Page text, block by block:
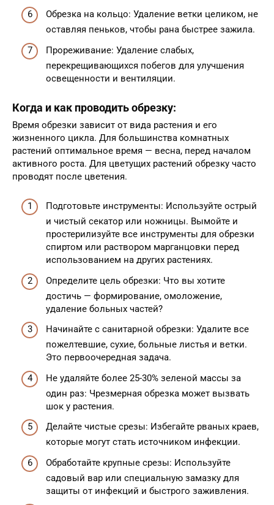
Обрезка на кольцо: Удаление ветки целиком, не
оставляя пеньков, чтобы рана быстрее зажила.
Прореживание: Удаление слабых,
перекрещивающихся побегов для улучшения
освещенности и вентиляции.
Когда и как проводить обрезку:
Время обрезки зависит от вида растения и его
жизненного цикла. Для большинства комнатных
растений оптимальное время — весна, перед началом
активного роста. Для цветущих растений обрезку часто
проводят после цветения.
Подготовьте инструменты: Используйте острый
и чистый секатор или ножницы. Вымойте и
простерилизуйте все инструменты для обрезки
спиртом или раствором марганцовки перед
использованием на других растениях.
Определите цель обрезки: Что вы хотите
достичь — формирование, омоложение,
удаление больных частей?
Начинайте с санитарной обрезки: Удалите все
пожелтевшие, сухие, больные листья и ветки.
Это первоочередная задача.
Не удаляйте более 25-30% зеленой массы за
один раз: Чрезмерная обрезка может вызвать
шок у растения.
Делайте чистые срезы: Избегайте рваных краев,
которые могут стать источником инфекции.
Обработайте крупные срезы: Используйте
садовый вар или специальную замазку для
защиты от инфекций и быстрого заживления.